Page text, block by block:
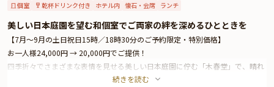
個室 乾杯ドリンク付き ホテル内 懐石・会席 ランチ
美しい日本庭園を望む和個室でご両家の絆を深めるひとときを
【7月～9月の土日祝日15時／18時30分のご予約限定・特別価格】
お一人様24,000円 → 20,000円でご提供！
四季折々でさまざまな表情を見せる美しい日本庭園に佇む「木春堂」で、晴れ
やかなお顔合わせはいかがでしょうか。
続きを読む